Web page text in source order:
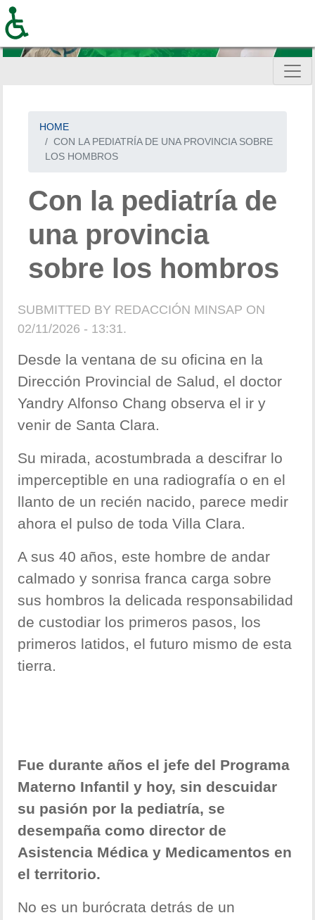
content
HOME
CON LA PEDIATRÍA DE UNA PROVINCIA SOBRE
LOS HOMBROS
Con la pediatría de
una provincia
sobre los hombros
SUBMITTED BY REDACCIÓN MINSAP ON
02/11/2026 - 13:31.
Desde la ventana de su oficina en la
Dirección Provincial de Salud, el doctor
Yandry Alfonso Chang observa el ir y
venir de Santa Clara.
Su mirada, acostumbrada a descifrar lo
imperceptible en una radiografía o en el
llanto de un recién nacido, parece medir
ahora el pulso de toda Villa Clara.
A sus 40 años, este hombre de andar
calmado y sonrisa franca carga sobre
sus hombros la delicada responsabilidad
de custodiar los primeros pasos, los
primeros latidos, el futuro mismo de esta
tierra.
Fue durante años el jefe del Programa
Materno Infantil y hoy, sin descuidar
su pasión por la pediatría, se
desempaña como director de
Asistencia Médica y Medicamentos en
el territorio.
No es un burócrata detrás de un